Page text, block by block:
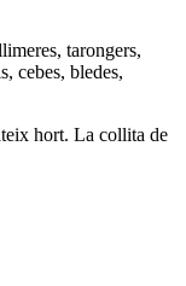
tarongers,
cebes, bledes,
hort. La collita de